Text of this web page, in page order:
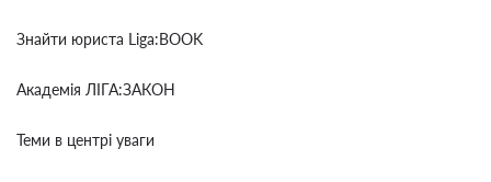
Знайти юриста Liga:BOOK
Академія ЛІГА:ЗАКОН
Теми в центрі уваги